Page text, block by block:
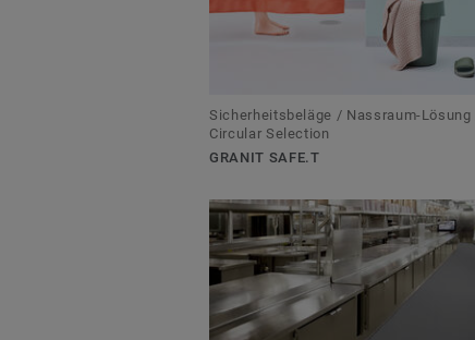
Sicherheitsbeläge / Nassraum-Lösung
Circular Selection
GRANIT SAFE.T